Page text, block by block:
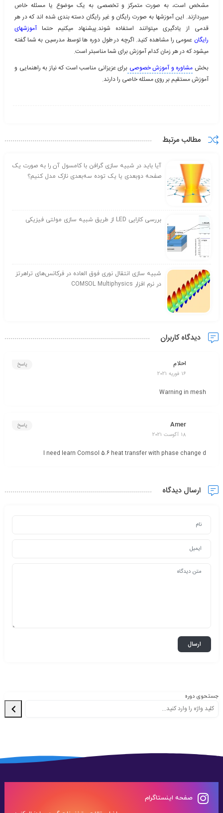
مشخص است، به صورت متمرکز و تخصصی به یک موضوع یا مسئله خاص
میپردازند. این آموزشها به صورت رایگان و غیر رایگان دسته بندی شده اند که در هر
قدمی از یادگیری میتوانند استفاده شوند.پیشنهاد میکنیم حتما آموزشهای
رایگان عمومی را مشاهده کنید. اگرچه در طول دوره ها توسط مدرسین به شما گفته
میشود که در هر زمان کدام آموزش برای شما مناسبتر است.
بخش مشاوره و آموزش خصوصی برای عزیزانی مناسب است که نیاز به راهنمایی و
آموزش مستقیم بر روی مسئله خاصی را دارند.
مطالب مرتبط
آیا باید در شبیه سازی گرافن با کامسول آن را به صورت یک
صفحه دوبعدی یا یک توده سه‌بعدی نازک مدل کنیم؟
بررسی کارایی LED از طریق شبیه سازی مولتی فیزیکی
شبیه سازی انتقال نوری فوق العاده در فرکانس‌های تراهرتز
در نرم افزار COMSOL Multiphysics
دیدگاه کاربران
احلام
16 فوریه 2021
پاسخ
Warning in mesh
Amer
18 آگوست 2021
پاسخ
I need learn Comsol 5.6 heat transfer with phase change d
ارسال دیدگاه
جستحوی دوره
صفحه اینستاگرام